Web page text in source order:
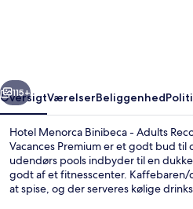
by
Pierre
&
Vacances
Premium
Næste
115+
OversigtVærelserBeliggenhed
Hotel Menorca Binibeca - Adults
Vacances Premium er et godt bud til
udendørs pools indbyder til en
godt af et fitnesscenter.
at spise, og der serveres kølige